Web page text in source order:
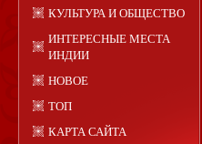
КУЛЬТУРА И ОБЩЕСТВО
ИНТЕРЕСНЫЕ МЕСТА
ИНДИИ
НОВОЕ
ТОП
КАРТА САЙТА